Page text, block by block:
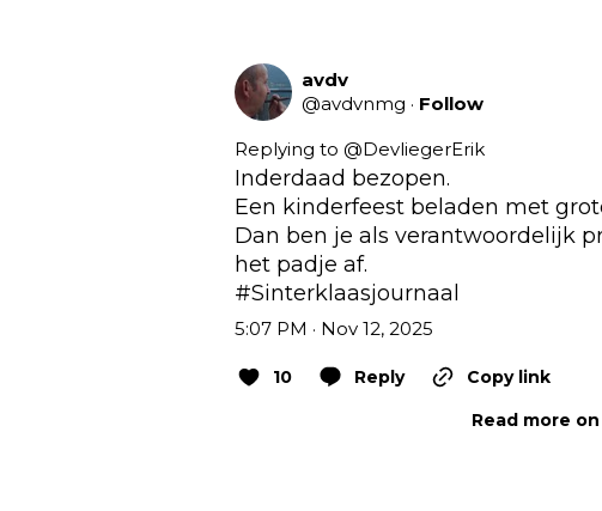
avdv
@avdvnmg · Follow
Replying to @DevliegerErik
Inderdaad bezopen.
Een kinderfeest beladen met
Dan ben je als verantwoordelijk
#Sinterklaasjournaal
5:07 PM · Nov 12, 2025
10 Reply
Copy link
Read more on